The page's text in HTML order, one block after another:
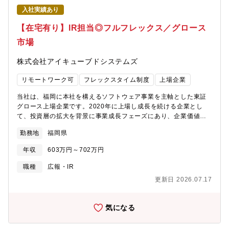
売代理店などのパートナー企業と連携し、長期的な信頼関係を築
くことが中心となります。具体的には以下のような活動を行いま
す：・パートナー向けの製品説明や技術勉強会の実施・新製品や
既存製品のクロスセル・アップセルを目的としたセミナーの企
画・運営・必要に応じて、販売代理店と共にエンドユーザーへの
ートナー企業の販売活動を支援するセールスキャンペーンの実行
を担当します。マーケティング部門や開発部門と連携し、製品や
市場動向に基づいた施策を行います。・キャンペーンの企画・推
業活動に専念できる環境技術的な詳細説明や導入後のフォローに
ついては選任の技術部門が担当するため、営業活動に集中できる
体制が整っています。?官公庁や大手企業との取引実績多数社会的
な意義の高いセキュリティ製品を扱い、日本の情報インフラを支
ジタルアーツ製品（一覧）は、いずれも市場のニーズが高いセキ
強い製品力が備わっています。製品のスペックやアップデート情
報、セキュリティのトレンドなど、社内から得られる情報を積極
（市場シェア：55.5％）外部からのサイバー攻撃と、内部からの
入社実績あり
【在宅有り】IR担当◎フルフレックス／グロース
市場
株式会社アイキューブドシステムズ
リモートワーク可 フレックスタイム制度 上場企業
当社は、福岡に本社を構えるソフトウェア事業を主軸とした東証
グロース上場企業です。2020年に上場し成長を続ける企業とし
て、投資層の拡大を背景に事業成長フェーズにあり、企業価値向
連携し、IR戦略立立案から実務を支えていただける方を求めてい
ます。▼主な業務・IR計画の作成・投資家向け説明会・証券会社
向けセミナーの企画運営・投資家・アナリストとの面談調整およ
び運営・国内・海外投資家からの問い合わせ対応・決算説明資
資料の作成 など▼組織構成経営企画室室長、以下2名の少数精鋭
企画の幅広い業務に携わっていただく予定です。▼本ポジション
の魅力・経営陣と近い距離で連携しながら、IR戦略の企画から実
行まで一貫して携わることができます。経営方針や事業戦略を資
勤務地 福岡県
年収 603万円～702万円
職種
広報・IR
更新日 2026.07.17
気になる